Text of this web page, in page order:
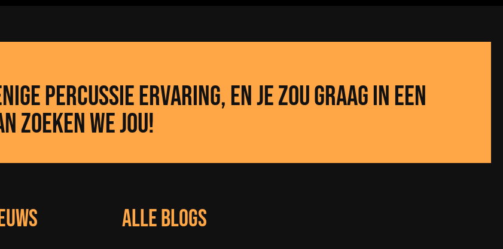
PERCUSSIE Ervaring, en je zou graag in een
zoeken we jou!
alle blogs